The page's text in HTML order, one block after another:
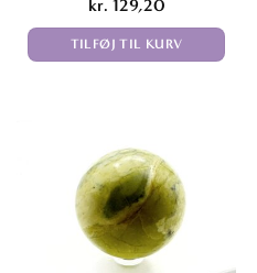
kr. 129,20
TILFØJ TIL KURV